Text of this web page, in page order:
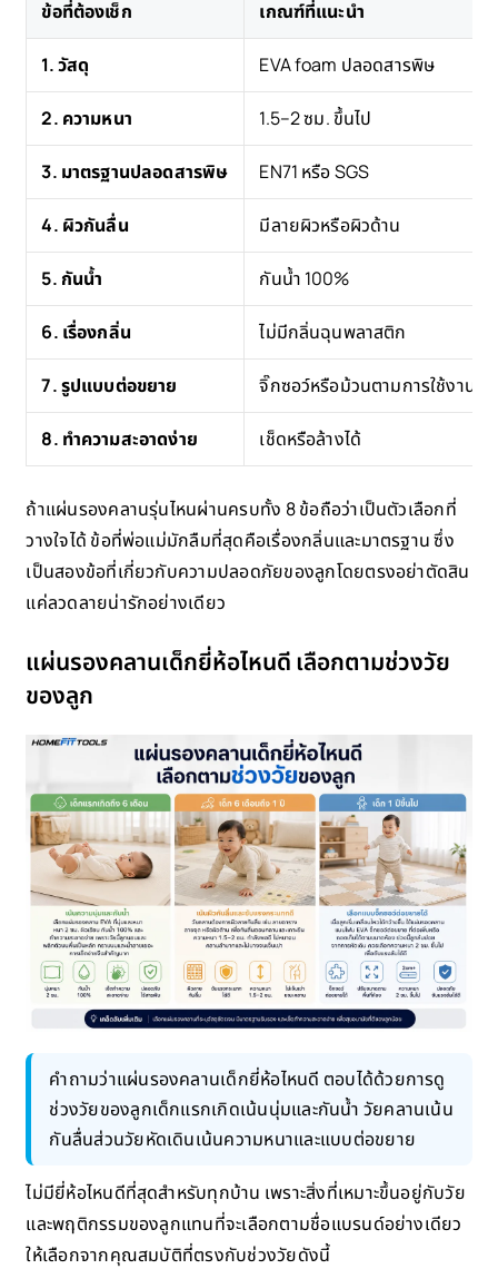
ข้อที่ต้องเช็ก เกณฑ์ที่แนะนำ
1. วัสดุ EVA foam ปลอดสารพิษ
2. ความหนา 1.5–2 ซม. ขึ้นไป
3. มาตรฐานปลอดสารพิษ EN71 หรือ SGS
4. ผิวกันลื่น มีลายผิวหรือผิวด้าน
5. กันน้ำ กันน้ำ 100%
6. เรื่องกลิ่น ไม่มีกลิ่นฉุนพลาสติก
7. รูปแบบต่อขยาย จิ๊กซอว์หรือม้วนตามการใช้งาน
8. ทำความสะอาดง่าย เช็ดหรือล้างได้
ถ้าแผ่นรองคลานรุ่นไหนผ่านครบทั้ง 8 ข้อถือว่าเป็นตัวเลือกที่
วางใจได้ ข้อที่พ่อแม่มักลืมที่สุดคือเรื่องกลิ่นและมาตรฐาน ซึ่ง
เป็นสองข้อที่เกี่ยวกับความปลอดภัยของลูกโดยตรงอย่าตัดสิน
แค่ลวดลายน่ารักอย่างเดียว
แผ่นรองคลานเด็กยี่ห้อไหนดี เลือกตามช่วงวัย
ของลูก
คำถามว่าแผ่นรองคลานเด็กยี่ห้อไหนดี ตอบได้ด้วยการดู
ช่วงวัยของลูกเด็กแรกเกิดเน้นนุ่มและกันน้ำ วัยคลานเน้น
กันลื่นส่วนวัยหัดเดินเน้นความหนาและแบบต่อขยาย
ไม่มียี่ห้อไหนดีที่สุดสำหรับทุกบ้าน เพราะสิ่งที่เหมาะขึ้นอยู่กับวัย
และพฤติกรรมของลูกแทนที่จะเลือกตามชื่อแบรนด์อย่างเดียว
ให้เลือกจากคุณสมบัติที่ตรงกับช่วงวัยดังนี้